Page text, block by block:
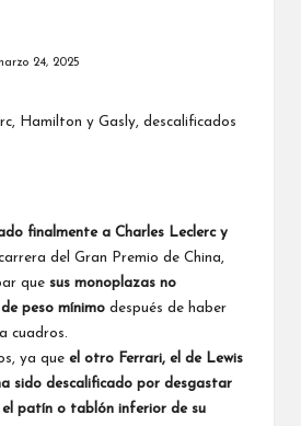
24, 2025
finalmente a Charles Leclercy
del Gran Premio de China,
que sus monoplazas no
peso mínimo después de haber
cuadros.
ya que el otro Ferrari, el de Lewis
sido descalificado por desgastar
patín o tablón inferior de su